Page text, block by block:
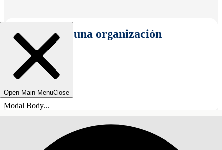
Seleccionar una organización
Open Main MenuClose
Modal Body...